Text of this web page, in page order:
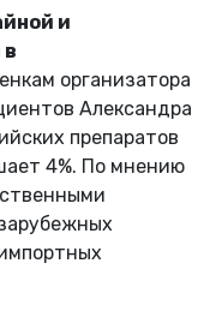
и
организатора
Александра
препаратов
4%. По мнению